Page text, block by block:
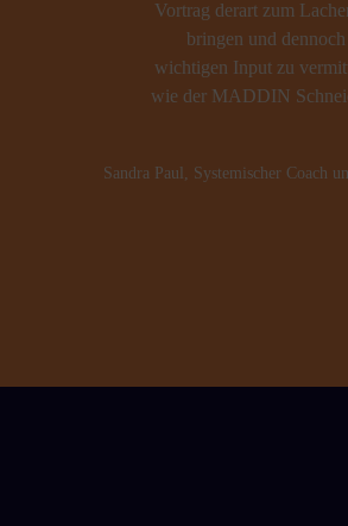
Vortrag derart zum
bringen und dennoch
wichtigen Input zu
wie der MADDIN
Sandra Paul, Systemischer Coach